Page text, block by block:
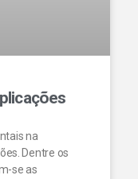
na
Dentre os
se as